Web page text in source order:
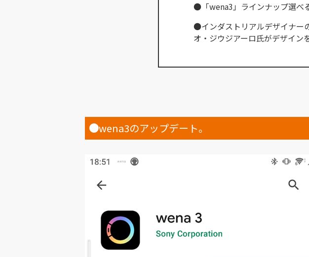
●「wena3」ラインナップ選べ
●インダストリアルデザイナー
オ・ジウジアーロ氏がデザイン
●wena3のアップデート。